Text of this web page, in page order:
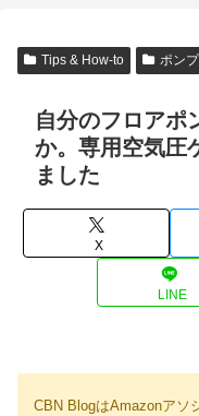
Tips & How-to ポンプ
自分のフロアポ
か。専用空気圧
ました
X
LINE
CBN BlogはAmazonアソ